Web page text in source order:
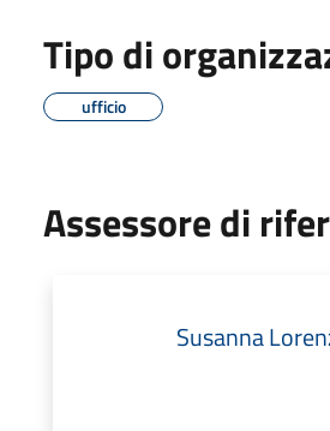
Tipo di
ufficio
Assessore di
Susanna